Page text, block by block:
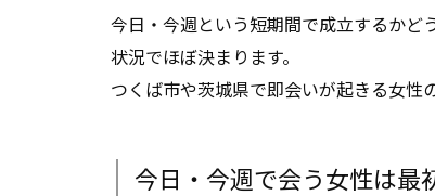
今日・今週という短期間で成立するかど
状況でほぼ決まります。
つくば市や茨城県で即会いが起きる女性
今日・今週で会う女性は最